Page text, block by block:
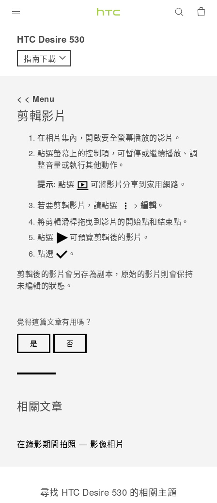
VIVE
配件
優惠專區
校園專案
企業採購
VIVELAND
HTC Desire 530‎
指南下載
< < Menu
剪輯影片
在相片集內，開啟要全螢幕播放的影片。
點選螢幕上的控制項，可暫停或繼續播放、調
整音量或執行其他動作。
提示: 點選
可將影片分享到家用網路。
若要剪輯影片，請點選
> 編輯 。
將剪輯滑桿拖曳到影片的開始點和結束點。
點選
可預覽剪輯後的影片。
點選
。
剪輯後的影片會另存為副本，原始的影片則會保持
未編輯的狀態。
覺得這篇文章有用嗎？
是
否
相關文章
在錄影期間拍照 — 影像相片
尋找 HTC Desire 530 的相關主題